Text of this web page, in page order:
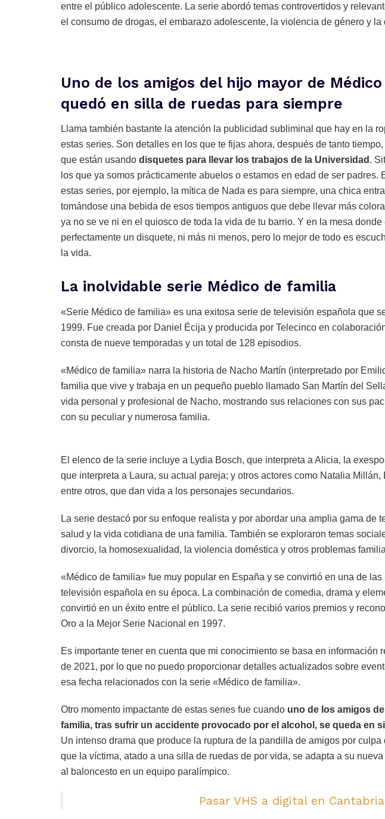
entre el público adolescente. La serie abordó temas controvertidos y
el consumo de drogas, el embarazo adolescente, la violencia de género y la
Uno de los amigos del hijo mayor de
quedó en silla de ruedas para siempre
Llama también bastante la atención la publicidad subliminal que hay en la
estas series. Son detalles en los que te fijas ahora, después de tanto
que están usando disquetes para llevar los trabajos de la Universidad .
los que ya somos prácticamente abuelos o estamos en edad de ser padres.
estas series, por ejemplo, la mítica de Nada es para siempre, una chica
tomándose una bebida de esos tiempos antiguos que debe llevar más
ya no se ve ni en el quiosco de toda la vida de tu barrio. Y en la mesa
perfectamente un disquete, ni más ni menos, pero lo mejor de todo es
la vida.
La inolvidable serie Médico de familia
«Serie Médico de familia» es una exitosa serie de televisión española que
1999. Fue creada por Daniel Écija y producida por Telecinco en
consta de nueve temporadas y un total de 128 episodios.
«Médico de familia» narra la historia de Nacho Martín (interpretado por
familia que vive y trabaja en un pequeño pueblo llamado San Martín del
vida personal y profesional de Nacho, mostrando sus relaciones con sus
con su peculiar y numerosa familia.
El elenco de la serie incluye a Lydia Bosch, que interpreta a Alicia, la
que interpreta a Laura, su actual pareja; y otros actores como Natalia Millán,
entre otros, que dan vida a los personajes secundarios.
La serie destacó por su enfoque realista y por abordar una amplia gama de
salud y la vida cotidiana de una familia. También se exploraron temas
divorcio, la homosexualidad, la violencia doméstica y otros problemas
«Médico de familia» fue muy popular en España y se convirtió en una de
televisión española en su época. La combinación de comedia, drama y
convirtió en un éxito entre el público. La serie recibió varios premios y
Oro a la Mejor Serie Nacional en 1997.
Es importante tener en cuenta que mi conocimiento se basa en información
de 2021, por lo que no puedo proporcionar detalles actualizados sobre
esa fecha relacionados con la serie «Médico de familia».
Otro momento impactante de estas series fue cuando uno de los amigos
familia, tras sufrir un accidente provocado por el alcohol, se queda en
Un intenso drama que produce la ruptura de la pandilla de amigos por
que la víctima, atado a una silla de ruedas de por vida, se adapta a su
al baloncesto en un equipo paralímpico.
Pasar VHS a digital en Cantabria